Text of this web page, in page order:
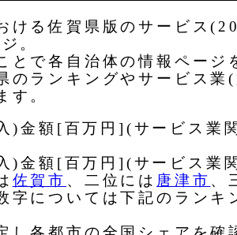
ける佐賀県版のサービス
。
とで各自治体の情報ページ
のランキングやサービス
す。
)金額[百万円](サービス業
)金額[百万円](サービス業
佐賀市 、二位には 唐津市 、
字については下記のランキ